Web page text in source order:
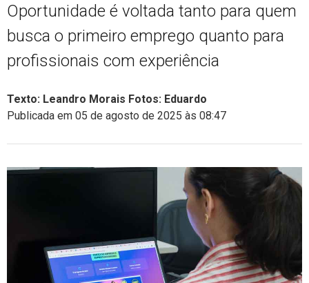
Oportunidade é voltada tanto para quem
busca o primeiro emprego quanto para
profissionais com experiência
Texto: Leandro Morais Fotos: Eduardo
Publicada em 05 de agosto de 2025 às 08:47